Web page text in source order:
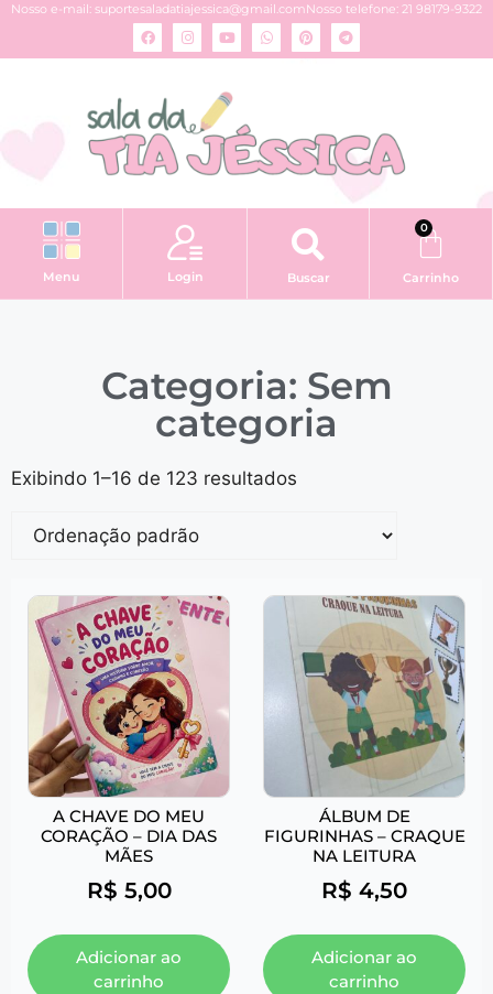
Nosso e-mail: suportesaladatiajessica@gmail.comNosso telefone: 21 98179-9322
Menu Login Buscar
0
Carrinho
Categoria: Sem
categoria
Exibindo 1–16 de 123 resultados
A CHAVE DO MEU
CORAÇÃO – DIA DAS
MÃES
R$ 5,00
Adicionar ao
carrinho
ÁLBUM DE
FIGURINHAS – CRAQUE
NA LEITURA
R$ 4,50
Adicionar ao
carrinho